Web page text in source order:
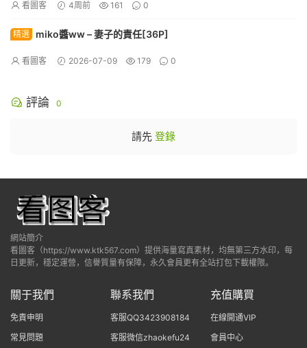
看圖客 4周前 161 0
精選 miko醬ww – 妻子的責任[36P]
看圖客 2026-07-09 179 0
評論 0
請先 登錄
網站簡介
看圖客（https://www.ktk567.com）提供海量寫真素材，均無第三方水印，每
日更新，穩定運營，信譽質量有保障，永久會員更有全站打包下載權限。
關于我們
免責申明
常見問題
聯系我們
客服QQ3423908184
客服微信zhaokefu24
充值購買
在線開通VIP
會員中心